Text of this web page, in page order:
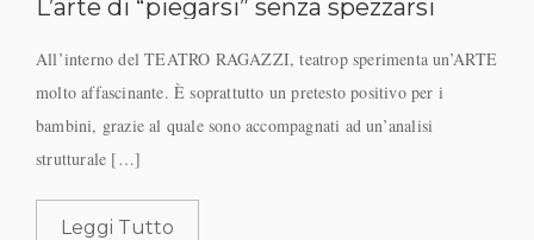
L’arte di “piegarsi” senza spezzarsi
All’interno del TEATRO RAGAZZI, teatrop sperimenta un’ARTE
molto affascinante. È soprattutto un pretesto positivo per i
bambini, grazie al quale sono accompagnati ad un’analisi
strutturale […]
Leggi Tutto